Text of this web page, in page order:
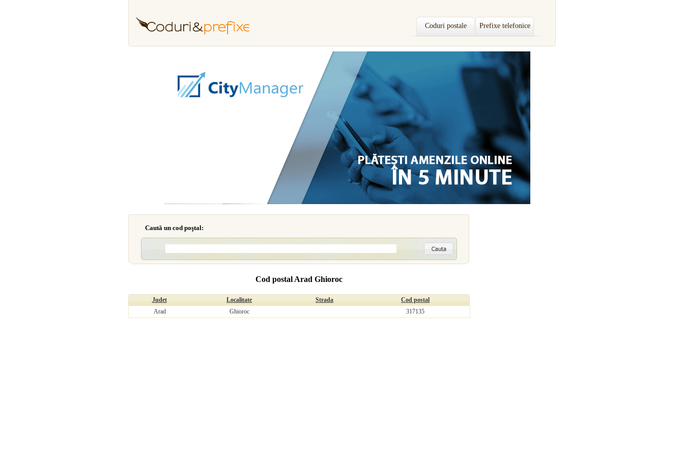
Coduri postale Prefixe telefonice
Caută un cod poştal:
Cod postal Arad Ghioroc
Judet Localitate Strada
Cod postal
Arad
Ghioroc 317135